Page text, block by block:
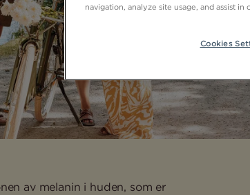
av melanin i huden, som er
navigation, analyze site usage, and assist in
Cookies